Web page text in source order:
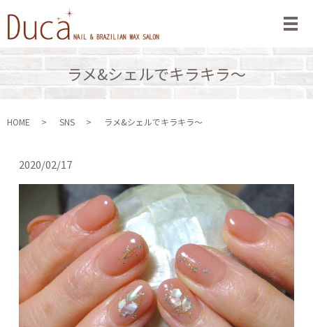
メ
ラメ&シェルでキラキラ〜
HOME SNS ラメ&シェルでキラキラ〜
2020/02/17